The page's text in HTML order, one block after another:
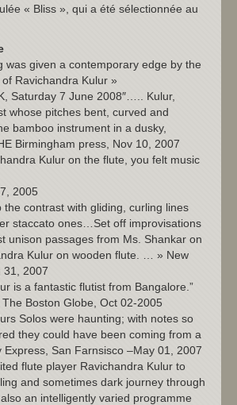
« Bliss », qui a été sélectionnée au
was given a contemporary edge by the
Ravichandra Kulur »
Saturday 7 June 2008″….. Kulur,
whose pitches bent, curved and
bamboo instrument in a dusky,
Birmingham press, Nov 10, 2007
Kulur on the flute, you felt music
2005
the contrast with gliding, curling lines
staccato ones…Set off improvisations
unison passages from Ms. Shankar on
Kulur on wooden flute. … » New
31, 2007
is a fantastic flutist from Bangalore.”
Boston Globe, Oct 02-2005
Solos were haunting; with notes so
they could have been coming from a
Express, San Farnsisco –May 01, 2007
flute player Ravichandra Kulur to
and sometimes dark journey through
an intelligently varied programme